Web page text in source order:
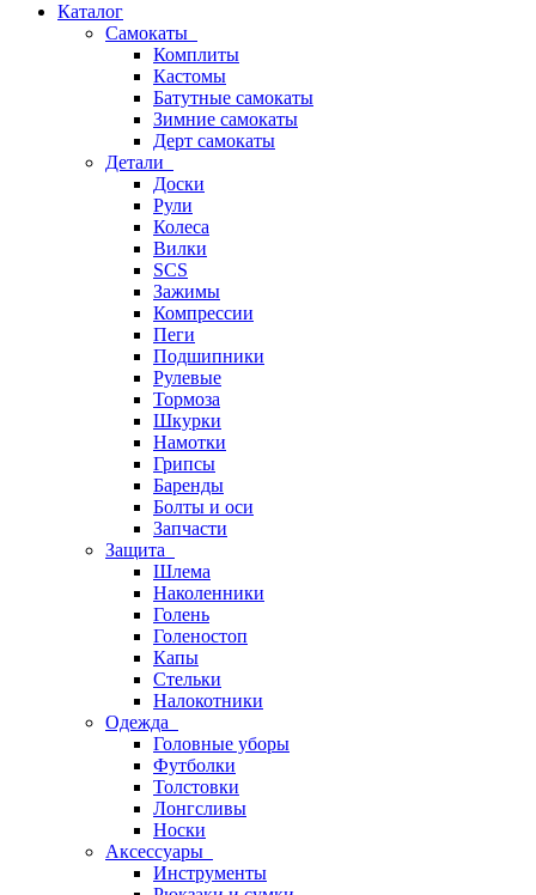
Каталог
Самокаты
Комплиты
Кастомы
Батутные самокаты
Зимние самокаты
Дерт самокаты
Детали
Доски
Рули
Колеса
Вилки
SCS
Зажимы
Компрессии
Пеги
Подшипники
Рулевые
Тормоза
Шкурки
Намотки
Грипсы
Баренды
Болты и оси
Запчасти
Защита
Шлема
Наколенники
Голень
Голеностоп
Капы
Стельки
Налокотники
Одежда
Головные уборы
Футболки
Толстовки
Лонгсливы
Носки
Аксессуары
Инструменты